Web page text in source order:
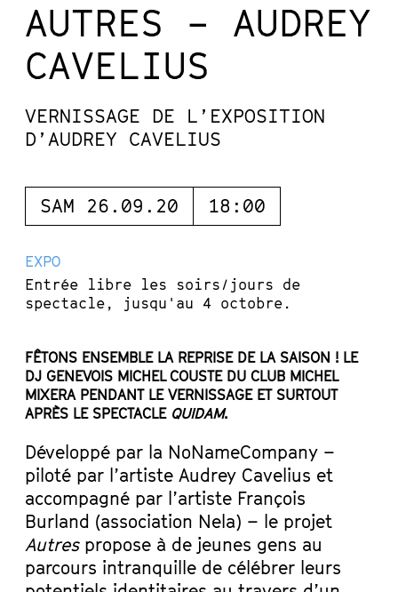
AUTRES – AUDREY
CAVELIUS
VERNISSAGE DE L’EXPOSITION
D’AUDREY CAVELIUS
SAM 26.09.20 18:00
EXPO
Entrée libre les soirs/jours de
spectacle, jusqu'au 4 octobre.
FÊTONS ENSEMBLE LA REPRISE DE LA SAISON ! LE
DJ GENEVOIS MICHEL COUSTE DU CLUB MICHEL
MIXERA PENDANT LE VERNISSAGE ET SURTOUT
APRÈS LE SPECTACLE QUIDAM.
Développé par la NoNameCompany –
piloté par l’artiste Audrey Cavelius et
accompagné par l’artiste François
Burland (association Nela) – le projet
Autrespropose à de jeunes gens au
parcours intranquille de célébrer leurs